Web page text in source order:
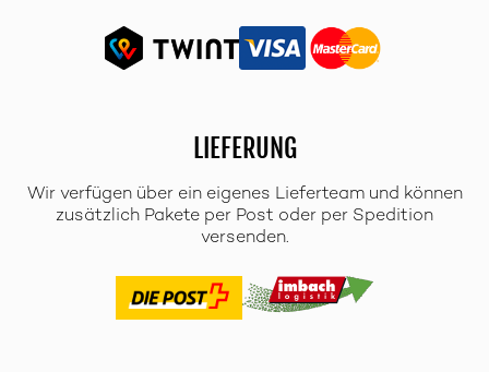
LIEFERUNG
Wir verfügen über ein eigenes Lieferteam und können
zusätzlich Pakete per Post oder per Spedition
versenden.